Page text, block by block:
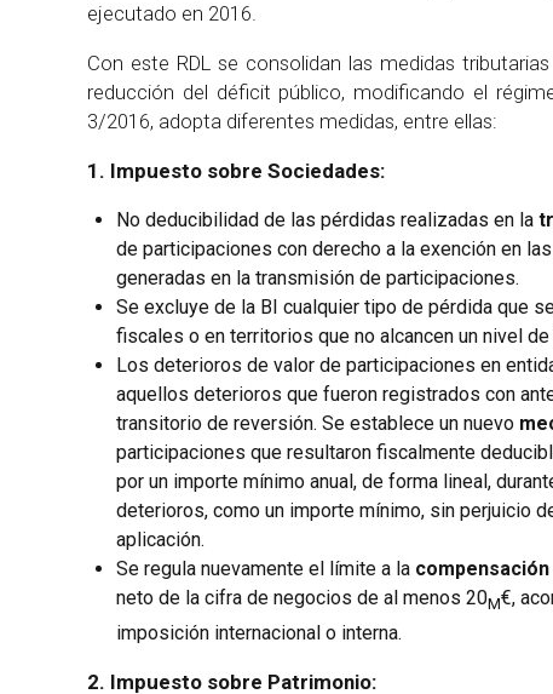
ejecutado en 2016.
Con este RDL se consolidan las medidas
reducción del déficit público, modificando el
3/2016, adopta diferentes medidas, entre ellas:
1. Impuesto sobre Sociedades:
No deducibilidad de las pérdidas realizadas en la
de participaciones con derecho a la exención en
generadas en la transmisión de participaciones.
Se excluye de la BI cualquier tipo de pérdida que
fiscales o en territorios que no alcancen un nivel
Los deterioros de valor de participaciones en
aquellos deterioros que fueron registrados con
transitorio de reversión. Se establece un nuevo
participaciones que resultaron fiscalmente
por un importe mínimo anual, de forma lineal,
deterioros, como un importe mínimo, sin perjuicio
aplicación.
Se regula nuevamente el límite a la
neto de la cifra de negocios de al menos 20M€,
imposición internacional o interna.
2. Impuesto sobre Patrimonio: